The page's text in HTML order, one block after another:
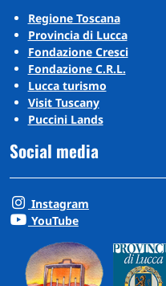
Regione Toscana
Provincia di Lucca
Fondazione Cresci
Fondazione C.R.L.
Lucca turismo
Visit Tuscany
Puccini Lands
Social media
Instagram
YouTube